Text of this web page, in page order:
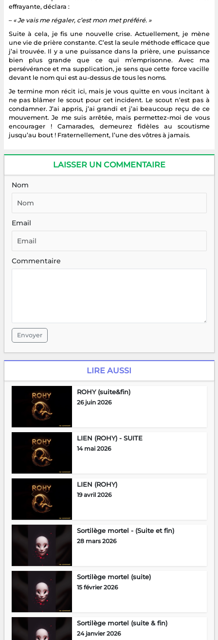
effrayante, déclara :
– « Je vais me régaler, c’est mon met préféré. »
Suite à cela, je fis une nouvelle crise. Actuellement, je mène
une vie de prière constante. C’est la seule méthode efficace que
j’ai trouvée. Il y a une puissance dans la prière, une puissance
bien plus grande que ce qui m’emprisonne. Avec ma
persévérance et ma supplication, je sens que cette force vacille
devant le nom qui est au-dessus de tous les noms.
Je termine mon récit ici, mais je vous quitte en vous incitant à
ne pas blâmer le scout pour cet incident. Le scout n’est pas à
condamner. J’ai appris, j’ai grandi et j’ai beaucoup reçu de ce
mouvement. Je me suis arrêtée, mais permettez-moi de vous
encourager ! Camarades, demeurez fidèles au scoutisme
jusqu’au bout ! Fraternellement, l’une des vôtres à jamais.
LAISSER UN COMMENTAIRE
Nom
Email
Commentaire
Envoyer
LIRE AUSSI
ROHY (suite&fin)
26 juin 2026
LIEN (ROHY) - SUITE
14 mai 2026
LIEN (ROHY)
19 avril 2026
Sortilège mortel - (Suite et fin)
28 mars 2026
Sortilège mortel (suite)
15 février 2026
Sortilège mortel (suite & fin)
24 janvier 2026